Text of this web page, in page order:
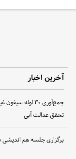
آخرین اخبار
جمع‌آوری ۳۰ لوله
تحقق عدالت آبی
برگزاری جلسه هم اندیشی